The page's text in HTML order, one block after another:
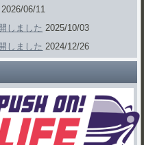
2026/06/11
しました 2025/10/03
しました 2024/12/26